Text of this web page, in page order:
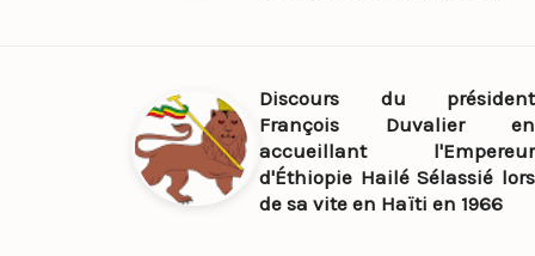
Discours du président
François Duvalier en
accueillant l'Empereur
d'Éthiopie Hailé Sélassié lors
de sa vite en Haïti en 1966